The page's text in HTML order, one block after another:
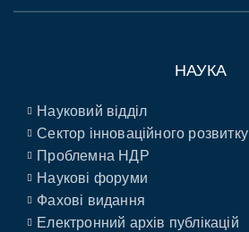
НАУКА
Науковий відділ
Сектор інноваційного розвитку
Проблемна НДР
Наукові форуми
Фахові видання
Електронний архів публікацій